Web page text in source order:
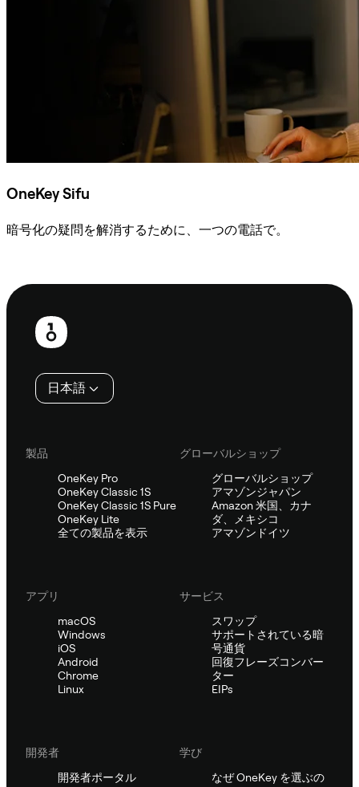
OneKey Sifu
暗号化の疑問を解消するために、一つの電話で。
フ
日本語
製品
OneKey Pro
OneKey Classic 1S
OneKey Classic 1S Pure
OneKey Lite
全ての製品を表示
グローバルショップ
グローバルショップ
アマゾンジャパン
Amazon 米国、カナ
ダ、メキシコ
アマゾンドイツ
アプリ
macOS
Windows
iOS
Android
Chrome
Linux
サービス
スワップ
サポートされている暗
号通貨
回復フレーズコンバー
ター
EIPs
開発者
開発者ポータル
学び
なぜ OneKey を選ぶの